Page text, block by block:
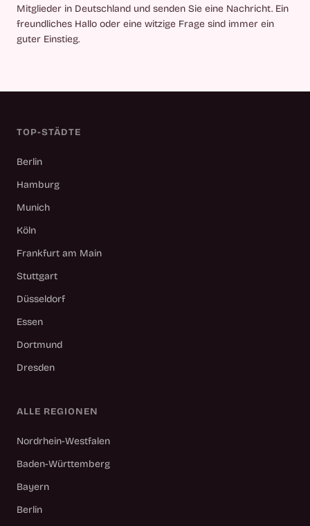
Mitglieder in Deutschland und senden Sie eine Nachricht. Ein
freundliches Hallo oder eine witzige Frage sind immer ein
guter Einstieg.
TOP-STÄDTE
Berlin
Hamburg
Munich
Köln
Frankfurt am Main
Stuttgart
Düsseldorf
Essen
Dortmund
Dresden
ALLE REGIONEN
Nordrhein-Westfalen
Baden-Württemberg
Bayern
Berlin